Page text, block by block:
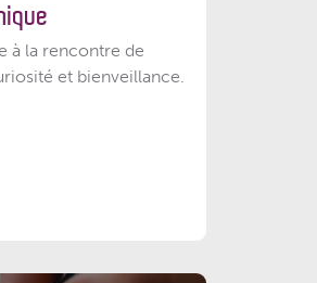
à la rencontre de
et bienveillance.